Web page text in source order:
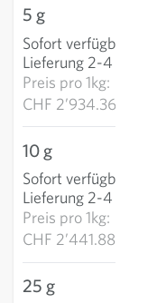
5 g
Sofort verfügbar
Lieferung 2-4 Tage
Preis pro1kg:
CHF 2’934.36
10 g
Sofort verfügbar
Lieferung 2-4 Tage
Preis pro1kg:
CHF 2’441.88
25 g